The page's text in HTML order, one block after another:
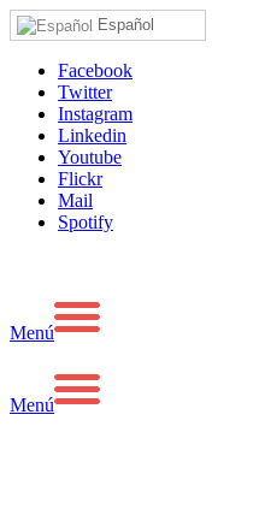
Español
Facebook
Twitter
Instagram
Linkedin
Youtube
Flickr
Mail
Spotify
Menú
Menú